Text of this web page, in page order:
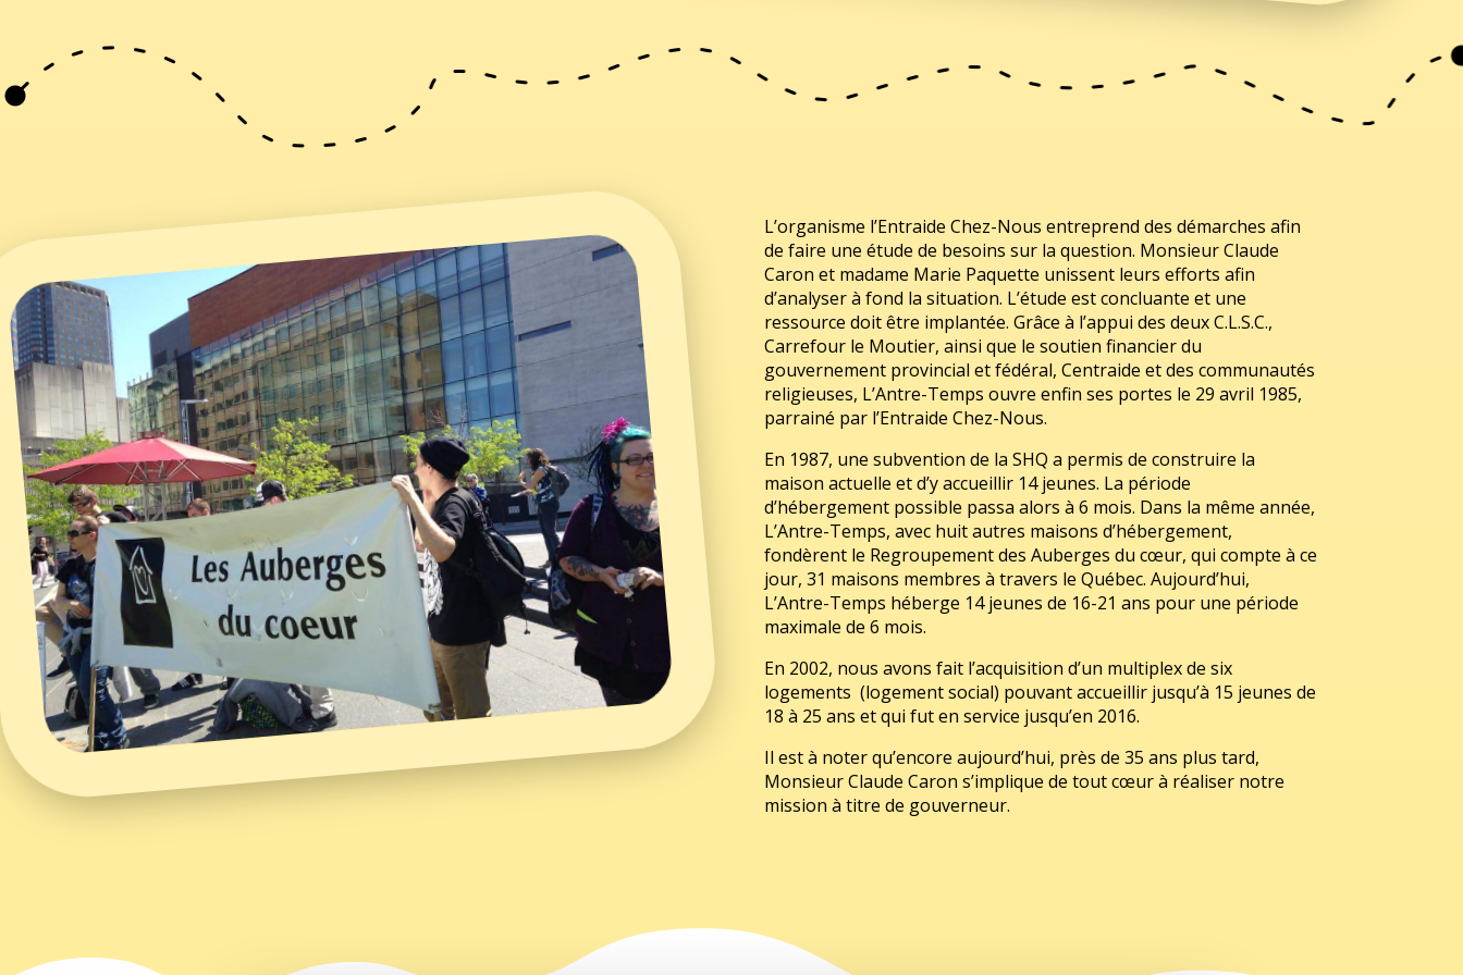
L’organisme l’Entraide Chez-Nous entreprend des démarches afin
de faire une étude de besoins sur la question. Monsieur Claude
Caron et madame Marie Paquette unissent leurs efforts afin
d’analyser à fond la situation. L’étude est concluante et une
ressource doit être implantée. Grâce à l’appui des deux C.L.S.C.,
Carrefour le Moutier, ainsi que le soutien financier du
gouvernement provincial et fédéral, Centraide et des communautés
religieuses, L’Antre-Temps ouvre enfin ses portes le 29 avril 1985,
parrainé par l’Entraide Chez-Nous.
En 1987, une subvention de la SHQ a permis de construire la
maison actuelle et d’y accueillir 14 jeunes. La période
d’hébergement possible passa alors à 6 mois. Dans la même année,
L’Antre-Temps, avec huit autres maisons d’hébergement,
fondèrent le Regroupement des Auberges du cœur, qui compte à ce
jour, 31 maisons membres à travers le Québec. Aujourd’hui,
L’Antre-Temps héberge 14 jeunes de 16-21 ans pour une période
maximale de 6 mois.
En 2002, nous avons fait l’acquisition d’un multiplex de six
logements (logement social) pouvant accueillir jusqu’à 15 jeunes de
18 à 25 ans et qui fut en service jusqu’en 2016.
Il est à noter qu’encore aujourd’hui, près de 35 ans plus tard,
Monsieur Claude Caron s’implique de tout cœur à réaliser notre
mission à titre de gouverneur.